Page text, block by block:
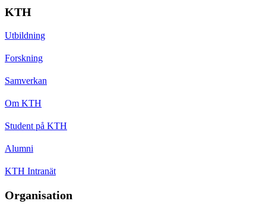
KTH
Utbildning
Forskning
Samverkan
Om KTH
Student på KTH
Alumni
KTH Intranät
Organisation